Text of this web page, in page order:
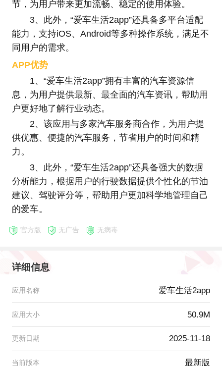
节，为用户带来更加流畅、稳定的使用体验。
3、此外，“爱车生活2app”还具备多平台适配
能力，支持iOS、Android等多种操作系统，满足不
同用户的需求。
APP优势
1、“爱车生活2app”拥有丰富的汽车资源信
息，为用户提供最新、最全面的汽车资讯，帮助用
户更好地了解行业动态。
2、该应用与多家汽车服务商合作，为用户提
供优惠、便捷的汽车服务，节省用户的时间和精
力。
3、此外，“爱车生活2app”还具备强大的数据
分析能力，根据用户的行驶数据提供个性化的节油
建议、驾驶评分等，帮助用户更加科学地管理自己
的爱车。
官方版 无广告 无病毒
详细信息
应用名称 爱车生活2app
应用大小 50.9M
更新日期 2025-11-18
当前版本 最新版